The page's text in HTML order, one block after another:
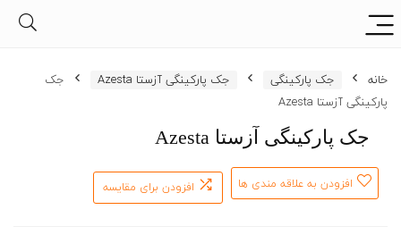
خانه جک پارکینگی جک پارکینگی آزستا Azesta
جک
پارکینگی آزستا Azesta
جک پارکینگی آزستا Azesta
افزودن به علاقه مندی ها افزودن برای مقایسه